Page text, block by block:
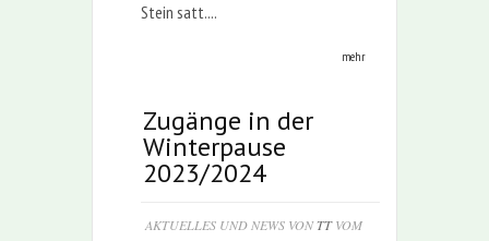
Stein satt....
mehr
Zugänge in der
Winterpause
2023/2024
AKTUELLES UND NEWS VONTTVOM